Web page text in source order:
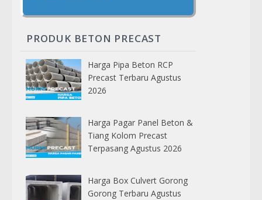
PRODUK BETON PRECAST
Harga Pipa Beton RCP
Precast Terbaru Agustus
2026
Harga Pagar Panel Beton &
Tiang Kolom Precast
Terpasang Agustus 2026
Harga Box Culvert Gorong
Gorong Terbaru Agustus